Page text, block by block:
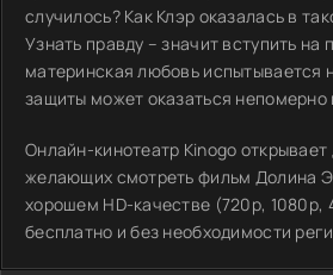
случилось? Как Клэр оказалась в
Узнать правду – значит вступить на
материнская любовь испытывается
защиты может оказаться непомерно
Онлайн-кинотеатр Kinogo открывает
желающих смотреть фильм Долина
хорошем HD-качестве (720p, 1080p,
бесплатно и без необходимости